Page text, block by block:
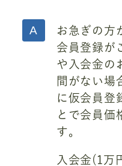
お急ぎの方
会員登録が
や入会金の
間がない場
に仮会員登
とで会員価
す。
入会金(1万